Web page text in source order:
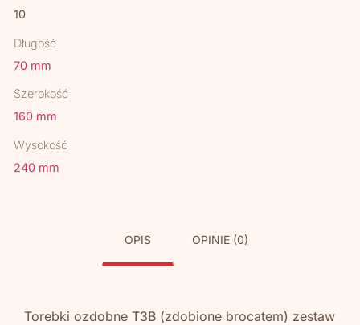
10
Długość
70 mm
Szerokość
160 mm
Wysokość
240 mm
OPIS OPINIE (0)
Torebki ozdobne T3B (zdobione brocatem) zestaw